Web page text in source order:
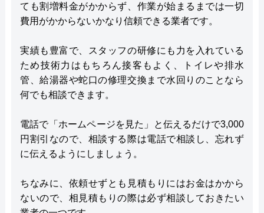
ても割増料金がかからず、作業が始まるまでは一切
費用がかからないかなり信頼できる業者です。
実績も豊富で、スタッフの研修にも力を入れている
ため技術力はもちろん接客もよく、トイレや排水
管、給湯器や蛇口の修理交換まで水回りのことなら
何でも相談できます。
電話で「ホームページを見た」と伝えるだけで3,000
円割引なので、相談する際は電話で相談し、忘れず
に伝えるようにしましょう。
ちなみに、依頼せずとも見積もりにはお金はかから
ないので、相見積もりの際は必ず相談しておきたい